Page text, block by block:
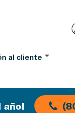
al cliente
año!